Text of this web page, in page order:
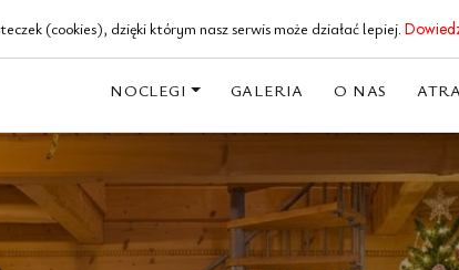
NOCLEGI GALERIA O NAS
(cookies), dzięki którym nasz serwis może działać lepiej.